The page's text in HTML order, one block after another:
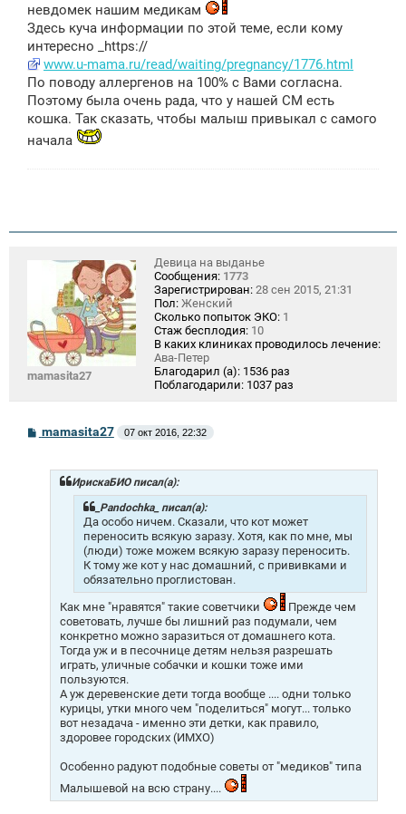
невдомек нашим медикам
Здесь куча информации по этой теме, если кому
интересно _https://
www.u-mama.ru/read/waiting/pregnancy/1776.html
По поводу аллергенов на 100% с Вами согласна.
Поэтому была очень рада, что у нашей СМ есть
кошка. Так сказать, чтобы малыш привыкал с самого
начала
mamasita27
Девица на выданье
Сообщения: 1773
Зарегистрирован: 28 сен 2015, 21:31
Пол: Женский
Сколько попыток ЭКО: 1
Стаж бесплодия: 10
В каких клиниках проводилось лечение:
Ава-Петер
Благодарил (а): 1536 раз
Поблагодарили: 1037 раз
Сmamasita27 07 окт 2016, 22:32
ИрискаБИО писал(а):
_Pandochka_ писал(а):
Да особо ничем. Сказали, что кот может
переносить всякую заразу. Хотя, как по мне, мы
(люди) тоже можем всякую заразу переносить.
К тому же кот у нас домашний, с прививками и
обязательно проглистован.
Как мне "нравятся" такие советчики
Прежде чем
советовать, лучше бы лишний раз подумали, чем
конкретно можно заразиться от домашнего кота.
Тогда уж и в песочнице детям нельзя разрешать
играть, уличные собачки и кошки тоже ими
пользуются.
А уж деревенские дети тогда вообще .... одни только
курицы, утки много чем "поделиться" могут... только
вот незадача - именно эти детки, как правило,
здоровее городских (ИМХО)
Особенно радуют подобные советы от "медиков" типа
Малышевой на всю страну....